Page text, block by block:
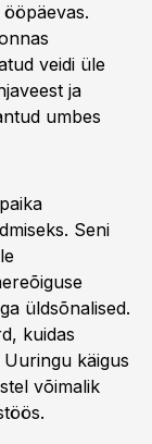
veidi üle
ja
umbes
Seni
üldsõnalised.
kuidas
käigus
võimalik